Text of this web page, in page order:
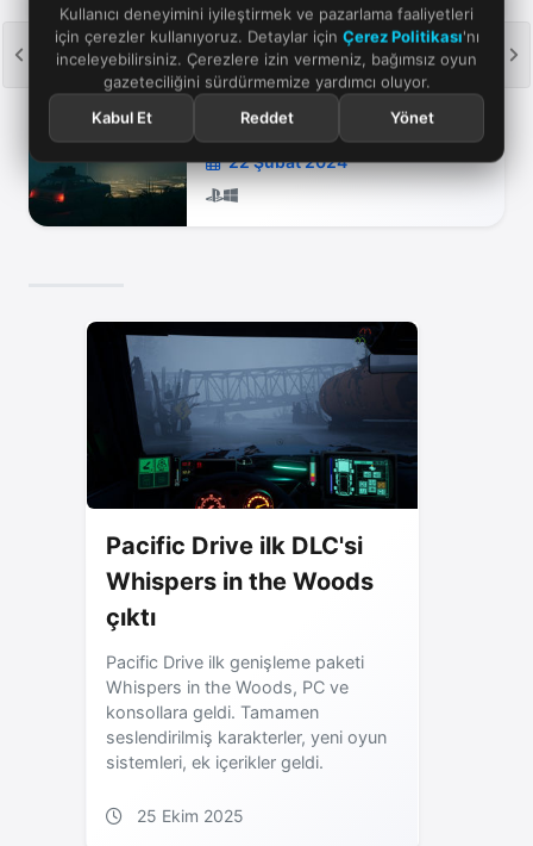
Kullanıcı deneyimini iyileştirmek ve pazarlama faaliyetleri
için çerezler kullanıyoruz. Detaylar için Çerez Politikası'nı
inceleyebilirsiniz. Çerezlere izin vermeniz, bağımsız oyun
gazeteciliğini sürdürmemize yardımcı oluyor.
Kabul Et
Reddet Yönet
takip ediyorum. Favori oyun serilerim The Sims ve
Cities Skylines! Son dakika oyun haberleri için takipte
kalın!
Pacific Drive
22 Şubat 2024
Pacific Drive ilk DLC'si
Whispers in the Woods
çıktı
Pacific Drive ilk genişleme paketi
Whispers in the Woods, PC ve
konsollara geldi. Tamamen
seslendirilmiş karakterler, yeni oyun
sistemleri, ek içerikler geldi.
25 Ekim 2025